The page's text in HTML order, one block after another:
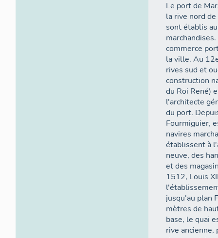
Le port de
la rive nord
sont établis
commerce
la ville. Au
rives sud et
construction
du Roi René)
l'architecte
du port.
Fourmiguier,
navires
établissent à
neuve, des
et des
1512, Louis
jusqu'au plan
mètres de
base, le quai
rive ancienne,